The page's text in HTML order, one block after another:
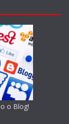
o Blog!